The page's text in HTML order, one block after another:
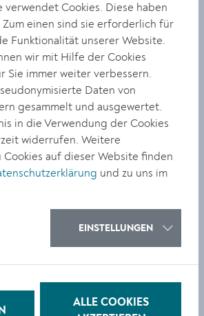
Anerkennung“.
haben vor allem in der Stadt
die Umwelt so kennen zu
wäre, um sie auch in Zukunft
zu können. Wir, die Lehrer:innen
Hafnerplatz, sehen es als unsere
zu lebensbejahenden,
und sozial aktiven jungen Menschen
Daniela Ebner.
nahmen zahlreiche
verwendet Cookies. Diese haben
Zum einen sind sie erforderlich für
Funktionalität unserer Website.
wir mit Hilfe der Cookies
Sie immer weiter verbessern.
Daten von
gesammelt und ausgewertet.
in die Verwendung der Cookies
widerrufen. Weitere
Cookies auf dieser Website finden
und zu uns im
EINSTELLUNGEN
ALLE COOKIES